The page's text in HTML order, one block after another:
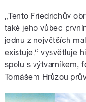
„Tento Friedrichův
také jeho vůbec
jednu z největších
existuje,“ vysvětluje
spolu s výtvarníkem,
Tomášem Hrůzou